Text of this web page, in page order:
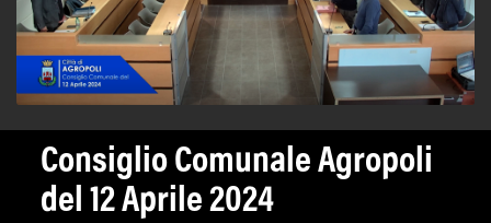
Consiglio Comunale Agropoli
del 12 Aprile 2024